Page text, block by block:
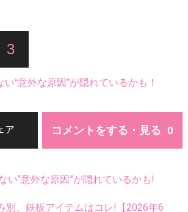
3
“意外な原因”が隠れているかも！
コメントをする・見る
ア
“意外な原因”が隠れているかも!
、鉄板アイテムはコレ!【2026年6